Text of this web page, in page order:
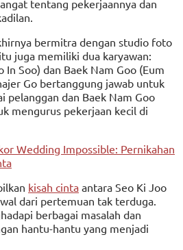
tentang pekerjaannya dan
bermitra dengan studio foto
juga memiliki dua karyawan:
In Soo) dan Baek Nam Goo (Eum
Go bertanggung jawab untuk
pelanggan dan Baek Nam Goo
mengurus pekerjaan kecil di
Wedding Impossible: Pernikahan
kisah cinta antara Seo Ki Joo
dari pertemuan tak terduga.
berbagai masalah dan
hantu-hantu yang menjadi